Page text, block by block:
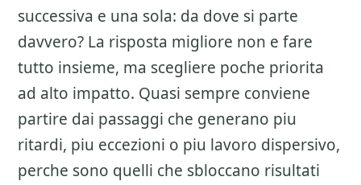
successiva e una sola: da dove si parte
davvero? La risposta migliore non e fare
tutto insieme, ma scegliere poche priorita
ad alto impatto. Quasi sempre conviene
partire dai passaggi che generano piu
ritardi, piu eccezioni o piu lavoro dispersivo,
perche sono quelli che sbloccano risultati